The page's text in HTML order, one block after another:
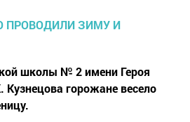
школы № 2 имени Героя
Кузнецова горожане весело